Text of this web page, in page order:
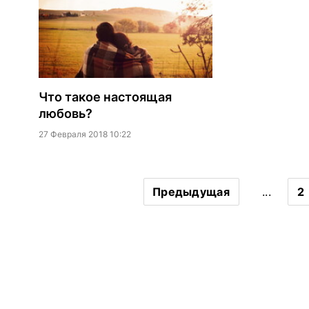
Что такое настоящая
любовь?
27 Февраля 2018 10:22
Предыдущая ... 2